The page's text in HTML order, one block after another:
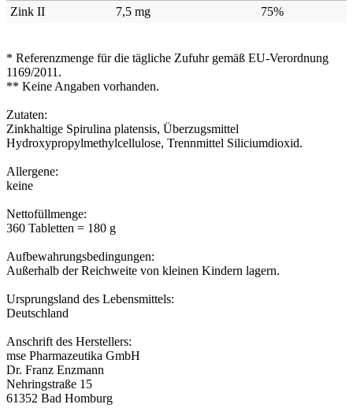
Zink II 7,5 mg 75%
* Referenzmenge für die tägliche Zufuhr gemäß EU-Verordnung
1169/2011.
** Keine Angaben vorhanden.
Zutaten:
Zinkhaltige Spirulina platensis, Überzugsmittel
Hydroxypropylmethylcellulose, Trennmittel Siliciumdioxid.
Allergene:
keine
Nettofüllmenge:
360 Tabletten = 180 g
Aufbewahrungsbedingungen:
Außerhalb der Reichweite von kleinen Kindern lagern.
Ursprungsland des Lebensmittels:
Deutschland
Anschrift des Herstellers:
mse Pharmazeutika GmbH
Dr. Franz Enzmann
Nehringstraße 15
61352 Bad Homburg